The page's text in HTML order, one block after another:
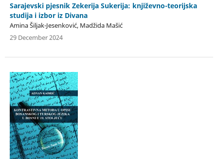
Sarajevski pjesnik Zekerija Sukerija: književno-teorijska
studija i izbor iz Divana
Amina Šiljak-Jesenković, Madžida Mašić
29 December 2024